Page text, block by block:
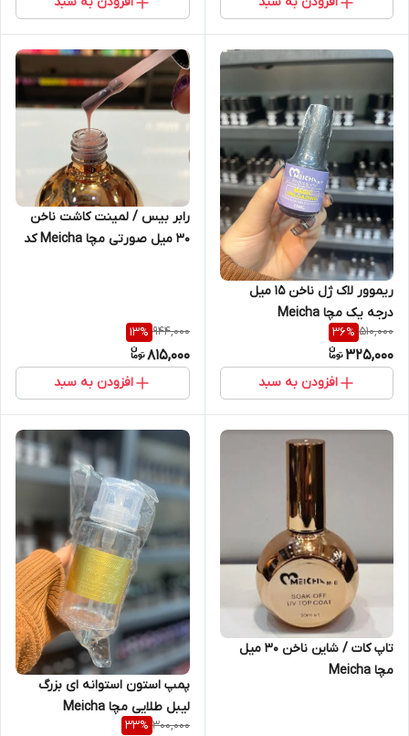
ریموور لاک ژل ناخن 15 میل
درجه یک مچا Meicha
510,000
36%
325,000
افزودن به سبد
رابر بیس / لمینت کاشت ناخن
30 میل صورتی مچا Meicha کد
944,000
13%
815,000
افزودن به سبد
تاپ کات / شاین ناخن 30 میل
مچا Meicha
پمپ استون استوانه ای بزرگ
لیبل طلایی مچا Meicha
300,000
33%